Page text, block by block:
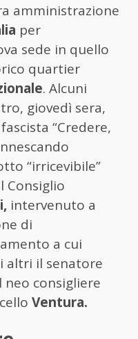
amministrazione
per
sede in quello
quartier
. Alcuni
giovedì sera,
“Credere,
“irricevibile”
Consiglio
intervenuto a
di
a cui
altri il senatore
neo consigliere
Ventura.